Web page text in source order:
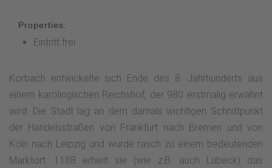
Properties:
Eintritt frei
Korbach entwickelte sich Ende des 8. Jahrhunderts aus
einem karolingischen Reichshof, der 980 erstmalig erwähnt
wird. Die Stadt lag an dem damals wichtigen Schnittpunkt
der Handelsstraßen von Frankfurt nach Bremen und von
Köln nach Leipzig und wurde rasch zu einem bedeutenden
Marktort. 1188 erhielt sie (wie z.B. auch Lübeck) das